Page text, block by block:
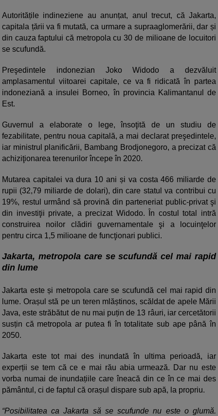
Autoritățile indineziene au anunțat, anul trecut, că Jakarta,
capitala țării va fi mutată, ca urmare a supraaglomerării, dar și
din cauza faptului că metropola cu 30 de milioane de locuitori
se scufundă.
Preşedintele indonezian Joko Widodo a dezvăluit
amplasamentul viitoarei capitale, ce va fi ridicată în partea
indoneziană a insulei Borneo, în provincia Kalimantanul de
Est.
Guvernul a elaborate o lege, însoţită de un studiu de
fezabilitate, pentru noua capitală, a mai declarat preşedintele,
iar ministrul planificării, Bambang Brodjonegoro, a precizat că
achiziţionarea terenurilor începe în 2020.
Mutarea capitalei va dura 10 ani și va costa 466 miliarde de
rupii (32,79 miliarde de dolari), din care statul va contribui cu
19%, restul urmând să provină din parteneriat public-privat şi
din investiţii private, a precizat Widodo. În costul total intră
construirea noilor clădiri guvernamentale şi a locuinţelor
pentru circa 1,5 milioane de funcţionari publici.
Jakarta, metropola care se scufundă cel mai rapid
din lume
Jakarta este și metropola care se scufundă cel mai rapid din
lume. Orașul stă pe un teren mlăștinos, scăldat de apele Mării
Java, este străbătut de nu mai puțin de 13 râuri, iar cercetătorii
susțin că metropola ar putea fi în totalitate sub ape până în
2050.
Jakarta este tot mai des inundată în ultima perioadă, iar
experții se tem că ce e mai rău abia urmează. Dar nu este
vorba numai de inundațiile care îneacă din ce în ce mai des
pământul, ci de faptul că orașul dispare sub apă, la propriu.
“Posibilitatea ca Jakarta să se scufunde nu este o glumă.